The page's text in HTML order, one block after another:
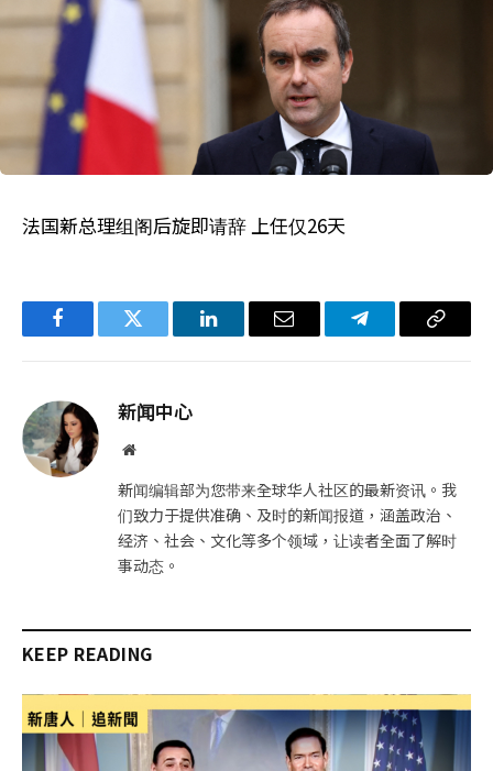
法国新总理组阁后旋即请辞 上任仅26天
FacebookTwitter LinkedIn电
Telegram复
新闻中心
网
新闻编辑部为您带来全球华人社区的最新资讯。我
们致力于提供准确、及时的新闻报道，涵盖政治、
经济、社会、文化等多个领域，让读者全面了解时
事动态。
KEEP READING